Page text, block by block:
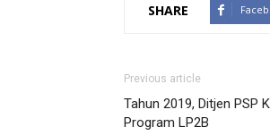
SHARE
Previous article
Tahun 2019, Ditjen PSP
Program LP2B